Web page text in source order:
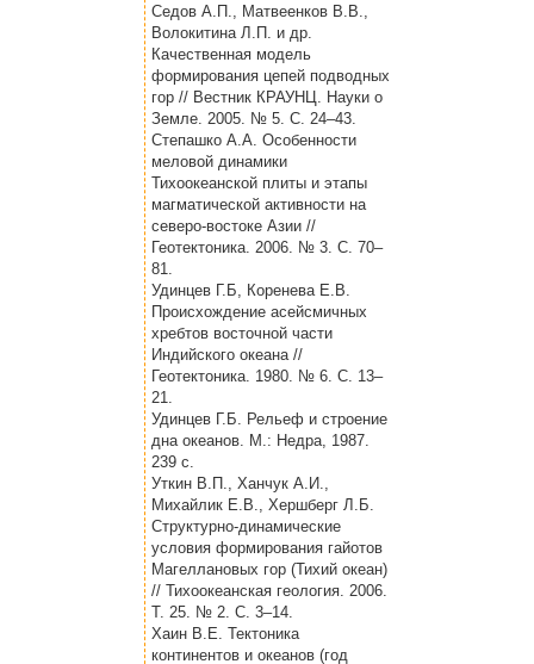
Седов А.П., Матвеенков В.В.,
Волокитина Л.П. и др.
Качественная модель
формирования цепей подводных
гор // Вестник КРАУНЦ. Науки о
Земле. 2005. № 5. С. 24–43.
Степашко А.А. Особенности
меловой динамики
Тихоокеанской плиты и этапы
магматической активности на
северо-востоке Азии //
Геотектоника. 2006. № 3. С. 70–
81.
Удинцев Г.Б, Коренева Е.В.
Происхождение асейсмичных
хребтов восточной части
Индийского океана //
Геотектоника. 1980. № 6. С. 13–
21.
Удинцев Г.Б. Рельеф и строение
дна океанов. М.: Недра, 1987.
239 с.
Уткин В.П., Ханчук А.И.,
Михайлик Е.В., Хершберг Л.Б.
Структурно-динамические
условия формирования гайотов
Магеллановых гор (Тихий океан)
// Тихоокеанская геология. 2006.
Т. 25. № 2. С. 3–14.
Хаин В.Е. Тектоника
континентов и океанов (год